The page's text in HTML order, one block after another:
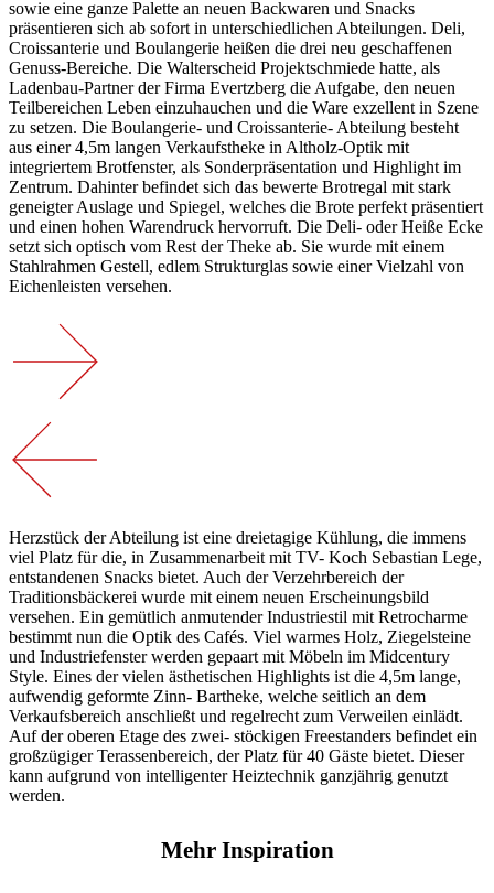
sowie eine ganze Palette an neuen Backwaren und Snacks
präsentieren sich ab sofort in unterschiedlichen Abteilungen. Deli,
Croissanterie und Boulangerie heißen die drei neu geschaffenen
Genuss-Bereiche. Die Walterscheid Projektschmiede hatte, als
Ladenbau-Partner der Firma Evertzberg die Aufgabe, den neuen
Teilbereichen Leben einzuhauchen und die Ware exzellent in Szene
zu setzen. Die Boulangerie- und Croissanterie- Abteilung besteht
aus einer 4,5m langen Verkaufstheke in Altholz-Optik mit
integriertem Brotfenster, als Sonderpräsentation und Highlight im
Zentrum. Dahinter befindet sich das bewerte Brotregal mit stark
geneigter Auslage und Spiegel, welches die Brote perfekt präsentiert
und einen hohen Warendruck hervorruft. Die Deli- oder Heiße Ecke
setzt sich optisch vom Rest der Theke ab. Sie wurde mit einem
Stahlrahmen Gestell, edlem Strukturglas sowie einer Vielzahl von
Eichenleisten versehen.
Herzstück der Abteilung ist eine dreietagige Kühlung, die immens
viel Platz für die, in Zusammenarbeit mit TV- Koch Sebastian Lege,
entstandenen Snacks bietet. Auch der Verzehrbereich der
Traditionsbäckerei wurde mit einem neuen Erscheinungsbild
versehen. Ein gemütlich anmutender Industriestil mit Retrocharme
bestimmt nun die Optik des Cafés. Viel warmes Holz, Ziegelsteine
und Industriefenster werden gepaart mit Möbeln im Midcentury
Style. Eines der vielen ästhetischen Highlights ist die 4,5m lange,
aufwendig geformte Zinn- Bartheke, welche seitlich an dem
Verkaufsbereich anschließt und regelrecht zum Verweilen einlädt.
Auf der oberen Etage des zwei- stöckigen Freestanders befindet ein
großzügiger Terassenbereich, der Platz für 40 Gäste bietet. Dieser
kann aufgrund von intelligenter Heiztechnik ganzjährig genutzt
werden.
Mehr Inspiration